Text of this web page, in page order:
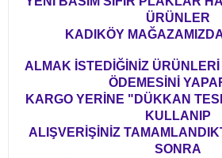
ÜRÜNLER
KADIKÖY
ALMAK İSTEDİĞİNİZ ÜRÜNLERİ
ÖDEMESİNİ
KARGO YERİNE "DÜKKAN
KULLANIP
ALIŞVERİŞİNİZ
SONRA